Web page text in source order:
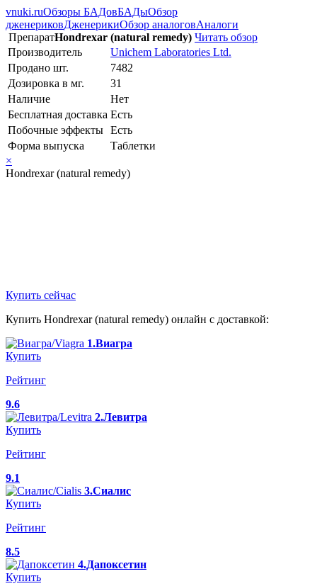
vnuki.ruОбзоры БАДовБАДыОбзор
дженериковДженерикиОбзор аналоговАналоги
ПрепаратHondrexar (natural remedy) Читать обзор
Производитель
Unichem Laboratories Ltd.
Продано шт.
7482
Дозировка в мг.
31
Наличие
Нет
Бесплатная доставка Есть
Побочные эффекты Есть
Форма выпуска
Таблетки
×
Hondrexar (natural remedy)
Купить сейчас
Купить Hondrexar (natural remedy) онлайн с доставкой:
1.Виагра
Купить
Рейтинг
9.6
2.Левитра
Купить
Рейтинг
9.1
3.Сиалис
Купить
Рейтинг
8.5
4.Дапоксетин
Купить